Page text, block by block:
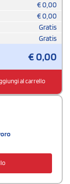
€0,00
€0,00
Gratis
Gratis
€0,00
al carrello